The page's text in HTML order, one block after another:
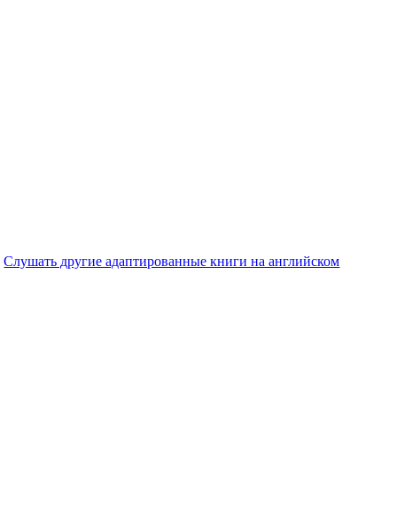
Слушать другие адаптированные книги на английском